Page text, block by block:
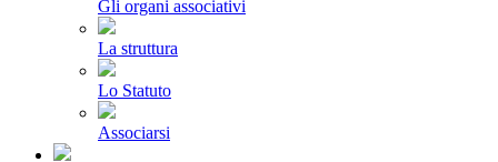
Gli organi associativi
La struttura
Lo Statuto
Associarsi